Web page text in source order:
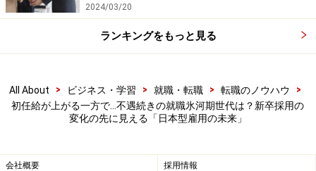
職活動をした人たち）は自らの就職先の確保に苦労し、
日本の失われた30年間と自身のキャリアがかぶる世代で
ある。昇進や昇給のチャンスも少なかった世代だ。
その世代が今、40、50代を迎えて会社では働き盛りの管
理職となり、まさに新卒を含めた若手人材を指導し、評
うえで、新しい変化をけん引していく役割を担っている
2024/03/20
ランキングをもっと見る
All About > ビジネス・学習 > 就職・転職 > 転職のノウハウ
>
初任給が上がる一方で…不遇続きの就職氷河期世代は？新卒採用の
変化の先に見える「日本型雇用の未来」
会社概要 採用情報